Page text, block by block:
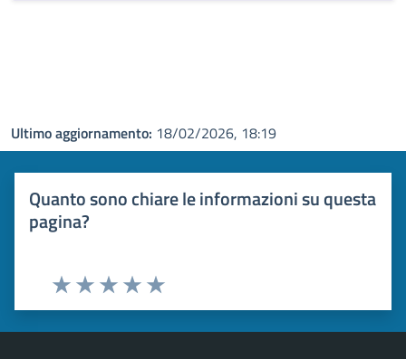
Ultimo aggiornamento: 18/02/2026, 18:19
Quanto sono chiare le informazioni su questa
pagina?
Valuta 5 stelle su 5
Valuta 4 stelle su 5
Valuta 3 stelle su 5
Valuta 2 stelle su 5
Valuta 1 stelle su 5